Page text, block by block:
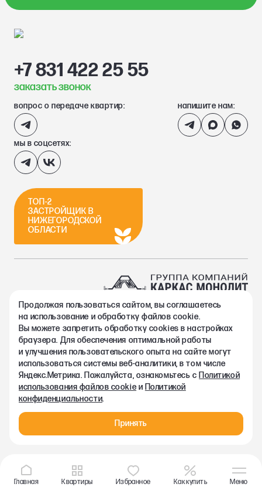
+7 831 422 25 55
заказать звонок
вопрос о передаче квартир: напишите нам:
мы в соцсетях:
ТОП-2
ЗАСТРОЙЩИК В
НИЖЕГОРОДСКОЙ
ОБЛАСТИ
2002-2026. Группа компаний Каркас Монолит
Политика конфиденциальности
Правовая информация
Согласие на обработку персональных данных
Согласие на получение рекламно-информационных материалов
Любая информация, представленная на данном сайте, носит
исключительно информационный характер и ни при каких
условиях не является публичной офертой, определяемой
Главная Квартиры Избранное Как купить Меню
Продолжая пользоваться сайтом, вы соглашаетесь
на использование и обработку файлов cookie.
Вы можете запретить обработку сookies в настройках
браузера. Для обеспечения оптимальной работы
и улучшения пользовательского опыта на сайте могут
использоваться системы веб-аналитики, в том числе
Яндекс.Метрика. Пожалуйста, ознакомьтесь с Политикой
использования файлов cookieи Политикой
конфиденциальности.
Принять